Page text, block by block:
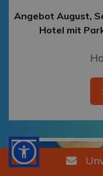
Angebot August,
Hotel mit